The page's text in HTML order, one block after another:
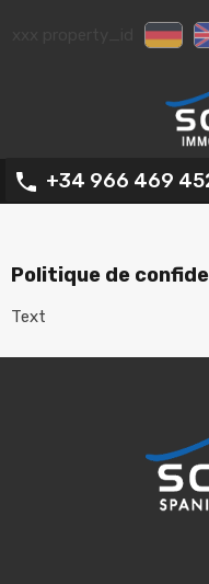
+34 966 469
Politique de
Text